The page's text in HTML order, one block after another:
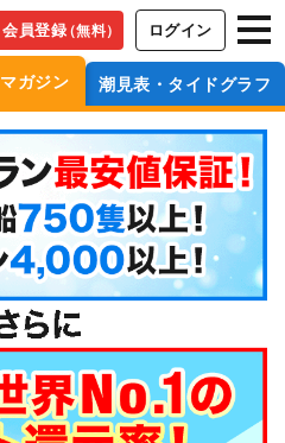
会員登録（無料） ログイン
マガジン 潮見表・タイドグラフ